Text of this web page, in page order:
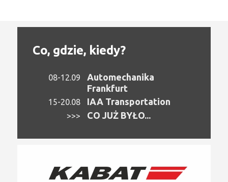
Co, gdzie, kiedy?
08-12.09
Automechanika
Frankfurt
15-20.08 IAA Transportation
>>> CO JUŻ BYŁO...